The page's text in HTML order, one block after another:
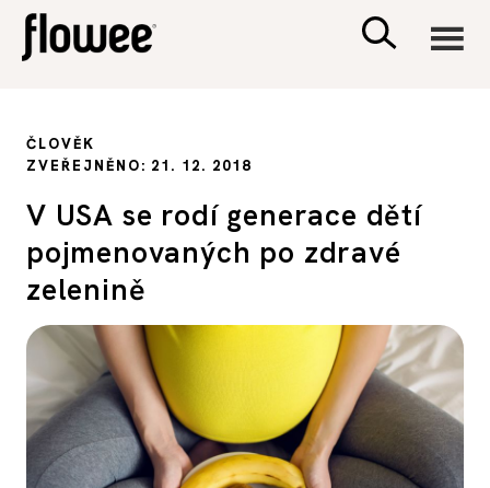
PSYCHOLOGIE
PORADNA
ČLOVĚK
ZVEŘEJNĚNO: 21. 12. 2018
V USA se rodí generace dětí
pojmenovaných po zdravé
zelenině